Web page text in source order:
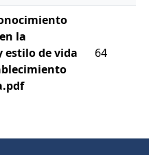
la
estilo de vida
64